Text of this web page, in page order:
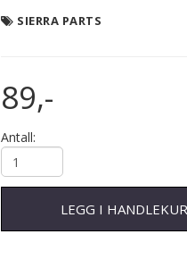
SIERRA PARTS
89,-
Antall:
LEGG I